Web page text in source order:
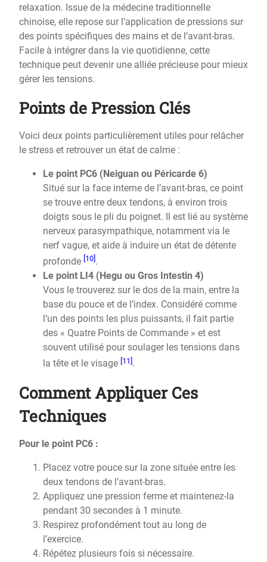
relaxation. Issue de la médecine traditionnelle
chinoise, elle repose sur l’application de pressions sur
des points spécifiques des mains et de l’avant-bras.
Facile à intégrer dans la vie quotidienne, cette
technique peut devenir une alliée précieuse pour mieux
gérer les tensions.
Points de Pression Clés
Voici deux points particulièrement utiles pour relâcher
le stress et retrouver un état de calme :
Le point PC6 (Neiguan ou Péricarde 6)
Situé sur la face interne de l’avant-bras, ce point
se trouve entre deux tendons, à environ trois
doigts sous le pli du poignet. Il est lié au système
nerveux parasympathique, notamment via le
nerf vague, et aide à induire un état de détente
profonde [10] .
Le point LI4 (Hegu ou Gros Intestin 4)
Vous le trouverez sur le dos de la main, entre la
base du pouce et de l’index. Considéré comme
l’un des points les plus puissants, il fait partie
des « Quatre Points de Commande » et est
souvent utilisé pour soulager les tensions dans
la tête et le visage [11].
Comment Appliquer Ces
Techniques
Pour le point PC6 :
Placez votre pouce sur la zone située entre les
deux tendons de l’avant-bras.
Appliquez une pression ferme et maintenez-la
pendant 30 secondes à 1 minute.
Respirez profondément tout au long de
l’exercice.
Répétez plusieurs fois si nécessaire.